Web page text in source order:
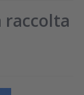
raccolta